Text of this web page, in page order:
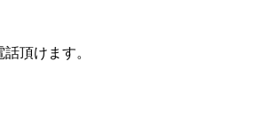
頂けます。